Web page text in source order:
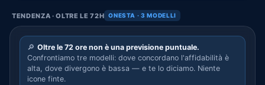
TENDENZA · OLTRE LE 72H ONESTA · 3 MODELLI
🔎 Oltre le 72 ore non è una previsione puntuale.
Confrontiamo tre modelli: dove concordano l'affidabilità è
alta, dove divergono è bassa — e te lo diciamo. Niente
icone finte.